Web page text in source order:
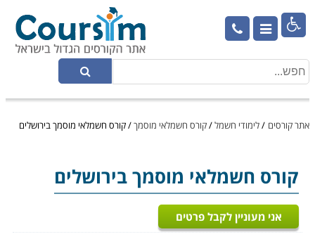

אתר קורסים /לימודי חשמל/קורס חשמלאי מוסמך/קורס חשמלאי מוסמך בירושלים
קורס חשמלאי מוסמךבירושלים
אני מעוניין לקבל פרטים